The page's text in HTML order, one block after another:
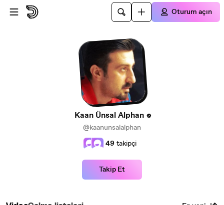
Ana içeriğe atla
Oturum açın
Kaan Ünsal Alphan
@kaanunsalalphan
49 takipçi
Takip Et